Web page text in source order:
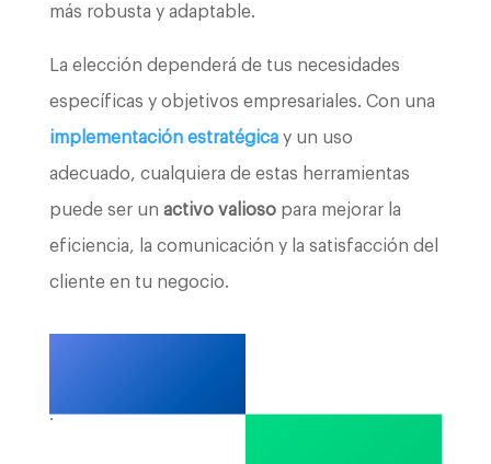
más robusta y adaptable.
La elección dependerá de tus necesidades
específicas y objetivos empresariales. Con una
implementación estratégicay un uso
adecuado, cualquiera de estas herramientas
puede ser un activo valioso para mejorar la
eficiencia, la comunicación y la satisfacción del
cliente en tu negocio.
.